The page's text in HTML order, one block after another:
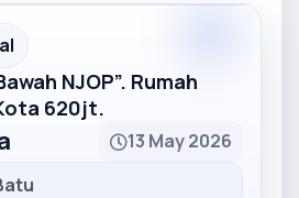
NJOP”. Rumah
620jt.
13 May 2026